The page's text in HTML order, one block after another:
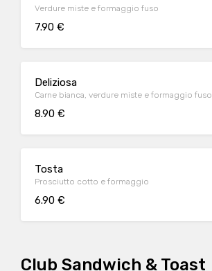
Verdure miste e formaggio fuso
7.90 €
Deliziosa
Carne bianca, verdure miste e formaggio fuso
8.90 €
Tosta
Prosciutto cotto e formaggio
6.90 €
Club Sandwich & Toast